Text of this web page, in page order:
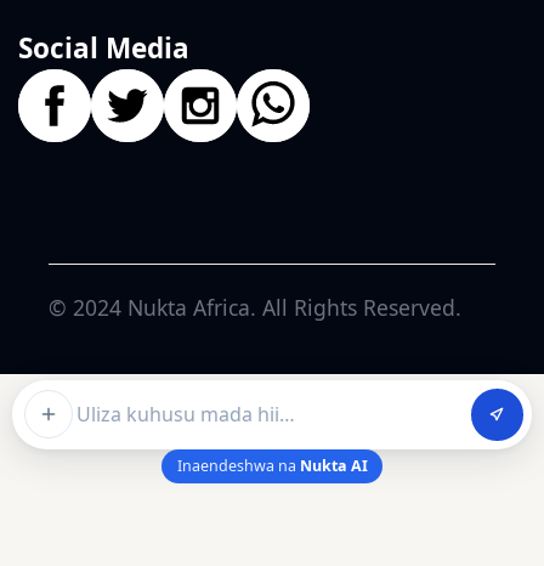
Ask about this article
Inaendeshwa na Nukta AI
Social Media
© 2024 Nukta Africa. All Rights Reserved.